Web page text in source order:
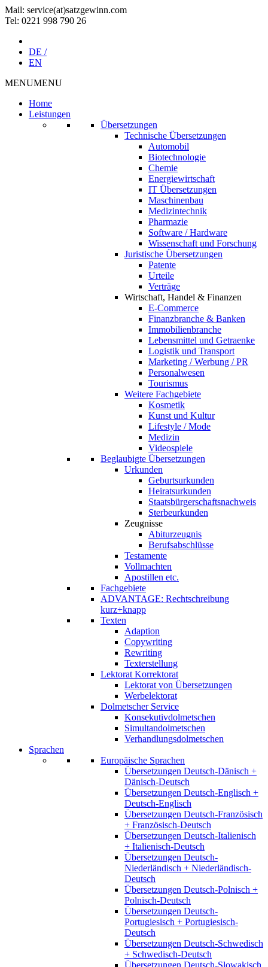
Mail: service(at)satz­gewinn.com
Tel: 0221 998 790 26
DE /
EN
MENUMENU
Home
Leistungen
Übersetzungen
Technische Übersetzungen
Automobil
Biotechnologie
Chemie
Energiewirtschaft
IT Übersetzungen
Maschinenbau
Medizintechnik
Pharmazie
Software / Hardware
Wissenschaft und Forschung
Juristische Übersetzungen
Patente
Urteile
Verträge
Wirtschaft, Handel & Finanzen
E-Commerce
Finanzbranche & Banken
Immobilienbranche
Lebensmittel und Getraenke
Logistik und Transport
Marketing / Werbung / PR
Personalwesen
Tourismus
Weitere Fachgebiete
Kosmetik
Kunst und Kultur
Lifestyle / Mode
Medizin
Videospiele
Beglaubigte Übersetzungen
Urkunden
Geburtsurkunden
Heiratsurkunden
Staatsbürgerschaftsnachweis
Sterbeurkunden
Zeugnisse
Abiturzeugnis
Berufsabschlüsse
Testamente
Vollmachten
Apostillen etc.
Fachgebiete
ADVANTAGE: Rechtschreibung
kurz+knapp
Texten
Adaption
Copywriting
Rewriting
Texterstellung
Lektorat Korrektorat
Lektorat von Übersetzungen
Werbelektorat
Dolmetscher Service
Konsekutivdolmetschen
Simultandolmetschen
Verhandlungsdolmetschen
Sprachen
Europäische Sprachen
Übersetzungen Deutsch-Dänisch +
Dänisch-Deutsch
Übersetzungen Deutsch-Englisch +
Deutsch-Englisch
Übersetzungen Deutsch-Französisch
+ Französisch-Deutsch
Übersetzungen Deutsch-Italienisch
+ Italienisch-Deutsch
Übersetzungen Deutsch-
Niederländisch + Niederländisch-
Deutsch
Übersetzungen Deutsch-Polnisch +
Polnisch-Deutsch
Übersetzungen Deutsch-
Portugiesisch + Portugiesisch-
Deutsch
Übersetzungen Deutsch-Schwedisch
+ Schwedisch-Deutsch
Übersetzungen Deutsch-Slowakisch